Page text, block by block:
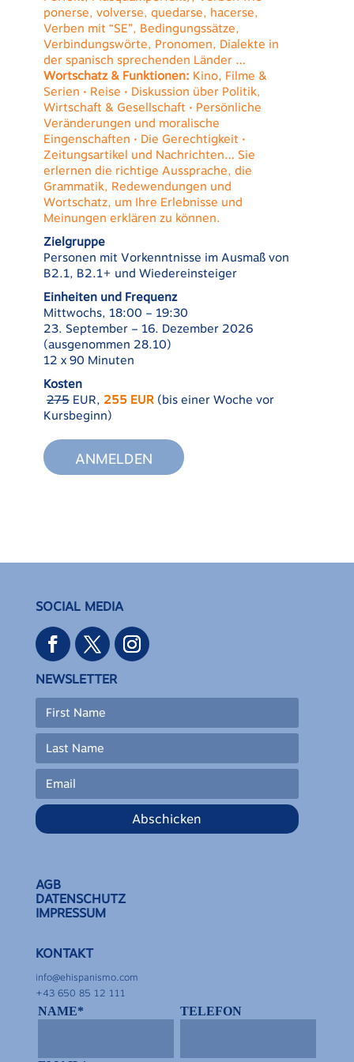
ponerse, volverse, quedarse, hacerse,
Verben mit “SE”, Bedingungssätze,
Verbindungswörte, Pronomen, Dialekte in
der spanisch sprechenden Länder …
Wortschatz & Funktionen: Kino, Filme &
Serien • Reise • Diskussion über Politik,
Wirtschaft & Gesellschaft • Persönliche
Veränderungen und moralische
Eingenschaften • Die Gerechtigkeit •
Zeitungsartikel und Nachrichten… Sie
erlernen die richtige Aussprache, die
Grammatik, Redewendungen und
Wortschatz, um Ihre Erlebnisse und
Meinungen erklären zu können.
Zielgruppe
Personen mit Vorkenntnisse im Ausmaß von
B2.1, B2.1+ und Wiedereinsteiger
Einheiten und Frequenz
Mittwochs, 18:00 – 19:30
23. September – 16. Dezember 2026
(ausgenommen 28.10)
12 x 90 Minuten
Kosten
275EUR, 255 EUR(bis einer Woche vor
Kursbeginn)
ANMELDEN
SOCIAL MEDIA
NEWSLETTER
Abschicken
AGB
DATENSCHUTZ
IMPRESSUM
KONTAKT
info@ehispanismo.com
+43 650 85 12 111
NAME* TELEFON